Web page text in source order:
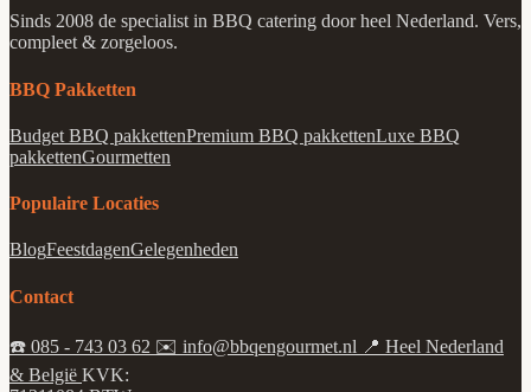
Sinds 2008 de specialist in BBQ catering door heel Nederland. Vers,
compleet & zorgeloos.
BBQ Pakketten
Budget BBQ pakkettenPremium BBQ pakkettenLuxe BBQ
pakkettenGourmetten
Populaire Locaties
BlogFeestdagenGelegenheden
Contact
☎️ 085 - 743 03 62 ✉️ info@bbqengourmet.nl 📍 Heel Nederland
& België KVK: